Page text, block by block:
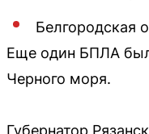
Белгородская
Еще один БПЛА
Черного моря.
Губернатор